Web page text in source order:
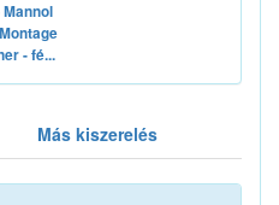
Mannol
- fé...
Más kiszerelés